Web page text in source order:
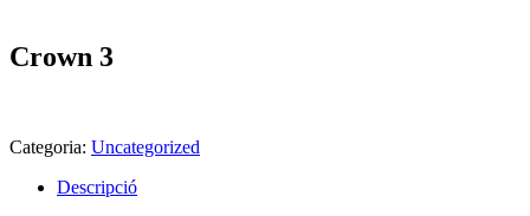
Crown 3
Categoria: Uncategorized
Descripció